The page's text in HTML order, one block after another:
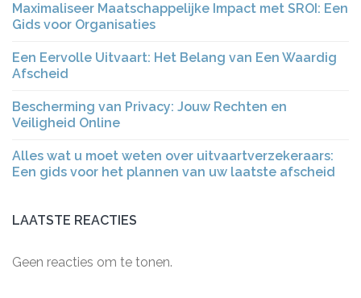
Maximaliseer Maatschappelijke Impact met SROI: Een
Gids voor Organisaties
Een Eervolle Uitvaart: Het Belang van Een Waardig
Afscheid
Bescherming van Privacy: Jouw Rechten en
Veiligheid Online
Alles wat u moet weten over uitvaartverzekeraars:
Een gids voor het plannen van uw laatste afscheid
LAATSTE REACTIES
Geen reacties om te tonen.